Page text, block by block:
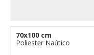
70x100 cm
Poliester Naútico